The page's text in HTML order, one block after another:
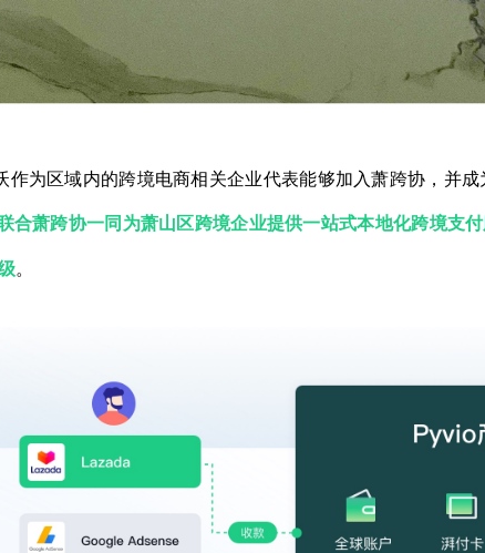
作为区域内的跨境电商相关企业代表能够加入萧跨协，并
合萧跨协一同为萧山区跨境企业提供一站式本地化跨境支
。